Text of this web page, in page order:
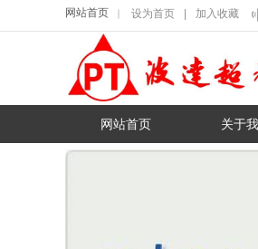
网站首页 设为首页 加入收藏
网站首页 关于